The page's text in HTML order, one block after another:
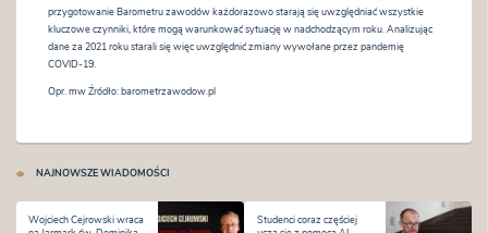
przygotowanie Barometru zawodów każdorazowo starają się uwzględniać wszystkie
kluczowe czynniki, które mogą warunkować sytuację w nadchodzącym roku. Analizując
dane za 2021 roku starali się więc uwzględnić zmiany wywołane przez pandemię
COVID-19.
Opr. mw Źródło: barometrzawodow.pl
NAJNOWSZE WIADOMOŚCI
Wojciech Cejrowski wraca
Studenci coraz częściej